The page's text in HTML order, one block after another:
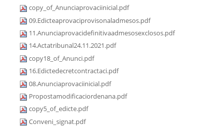
copy_of_Anunciaprovaciinicial.pdf
09.Edicteaprovaciprovisonaladmesos.pdf
11.Anunciaprovacidefinitivaadmesosexclosos.pdf
14.Actatribunal24.11.2021.pdf
copy18_of_Anunci.pdf
16.Edictedecretcontractaci.pdf
08.Anunciaprovaciinicial.pdf
Propostamodificaciordenana.pdf
copy5_of_edicte.pdf
Conveni_signat.pdf